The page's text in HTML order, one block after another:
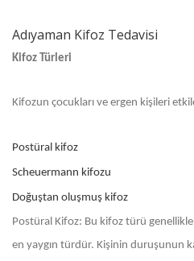
Adıyaman Kifoz Tedavisi
Kifoz Türleri
Kifozun çocukları ve ergen kişileri
Postüral kifoz
Scheuermann kifozu
Doğuştan oluşmuş kifoz
Postüral Kifoz: Bu kifoz türü
en yaygın türdür. Kişinin duruşunun